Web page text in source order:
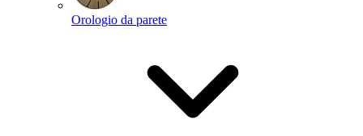
Orologio da parete